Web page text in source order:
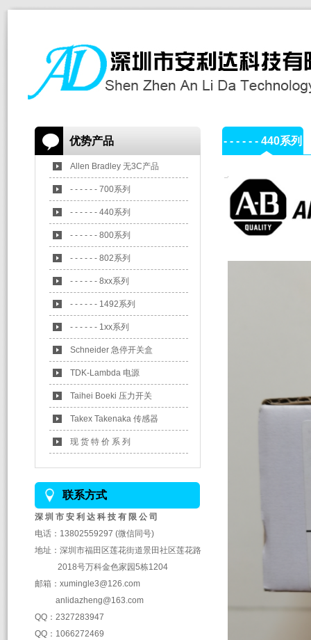
优势产品
Allen Bradley 无3C产品
- - - - - - 700系列
- - - - - - 440系列
- - - - - - 800系列
- - - - - - 802系列
- - - - - - 8xx系列
- - - - - - 1492系列
- - - - - - 1xx系列
Schneider 急停开关盒
TDK-Lambda 电源
Taihei Boeki 压力开关
Takex Takenaka 传感器
现 货 特 价 系 列
联系方式
深 圳 市 安 利 达 科 技 有 限 公 司
电话：13802559297 (微信同号)
地址：深圳市福田区莲花街道景田社区莲花路
2018号万科金色家园5栋1204
邮箱：xumingle3@126.com
anlidazheng@163.com
QQ：2327283947
QQ：1066272469
- - - - - - 440系列